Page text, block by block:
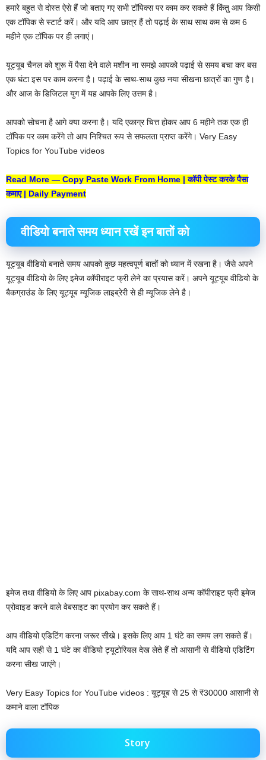
हमारे बहुत से दोस्त ऐसे हैं जो बताए गए सभी टॉपिक्स पर काम कर सकते हैं किंतु आप किसी
एक टॉपिक से स्टार्ट करें। और यदि आप छात्र हैं तो पढ़ाई के साथ साथ कम से कम 6
महीने एक टॉपिक पर ही लगाएं।
यूट्यूब चैनल को शुरू में पैसा देने वाले मशीन ना समझे आपको पढ़ाई से समय बचा कर बस
एक घंटा इस पर काम करना है। पढ़ाई के साथ-साथ कुछ नया सीखना छात्रों का गुण है।
और आज के डिजिटल युग में यह आपके लिए उत्तम है।
आपको सोचना है आगे क्या करना है। यदि एकाग्र चित्त होकर आप 6 महीने तक एक ही
टॉपिक पर काम करेंगे तो आप निश्चित रूप से सफलता प्राप्त करेंगे। Very Easy
Topics for YouTube videos
Read More — Copy Paste Work From Home | कॉपी पेस्ट करके पैसा
कमाए | Daily Payment
वीडियो बनाते समय ध्यान रखें इन बातों को
यूट्यूब वीडियो बनाते समय आपको कुछ महत्वपूर्ण बातों को ध्यान में रखना है। जैसे अपने
यूट्यूब वीडियो के लिए इमेज कॉपीराइट फ्री लेने का प्रयास करें। अपने यूट्यूब वीडियो के
बैकग्राउंड के लिए यूट्यूब म्यूजिक लाइब्रेरी से ही म्यूजिक लेने है।
इमेज तथा वीडियो के लिए आप pixabay.com के साथ-साथ अन्य कॉपीराइट फ्री इमेज
प्रोवाइड करने वाले वेबसाइट का प्रयोग कर सकते हैं।
आप वीडियो एडिटिंग करना जरूर सीखे। इसके लिए आप 1 घंटे का समय लग सकते हैं। ‌
यदि आप सही से 1 घंटे का वीडियो ट्यूटोरियल देख लेते हैं तो आसानी से वीडियो एडिटिंग
करना सीख जाएंगे।
Very Easy Topics for YouTube videos : यूट्यूब से 25 से ₹30000 आसानी से
कमाने वाला टॉपिक
Story